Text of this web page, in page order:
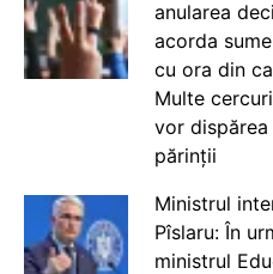
anularea
acorda
cu ora din
Multe
vor dispărea
părinții
Ministrul
Pîslaru: În
ministrul